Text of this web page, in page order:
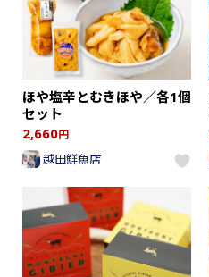
ほや塩辛とむきほや／各1個
セット
2,660円
越田鮮魚店